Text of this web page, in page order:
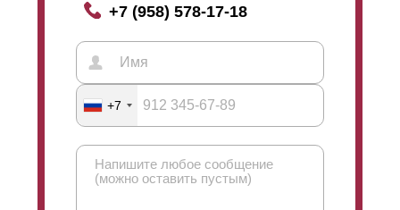
+7 (958) 578-17-18
+7